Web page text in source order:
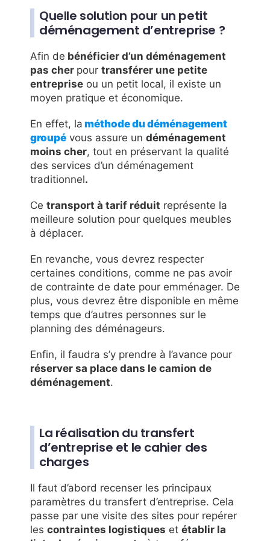
Quelle solution pour un petit
déménagement d’entreprise ?
Afin de bénéficier d’un déménagement
pas cher pour transférer une petite
entreprise ou un petit local, il existe un
moyen pratique et économique.
En effet, la méthode du déménagement
groupé vous assure un déménagement
moins cher, tout en préservant la qualité
des services d’un déménagement
traditionnel.
Ce transport à tarif réduit représente la
meilleure solution pour quelques meubles
à déplacer.
En revanche, vous devrez respecter
certaines conditions, comme ne pas avoir
de contrainte de date pour emménager. De
plus, vous devrez être disponible en même
temps que d’autres personnes sur le
planning des déménageurs.
Enfin, il faudra s’y prendre à l’avance pour
réserver sa place dans le camion de
déménagement.
La réalisation du transfert
d’entreprise et le cahier des
charges
Il faut d’abord recenser les principaux
paramètres du transfert d’entreprise. Cela
passe par une visite des sites pour repérer
les contraintes logistiques et établir la